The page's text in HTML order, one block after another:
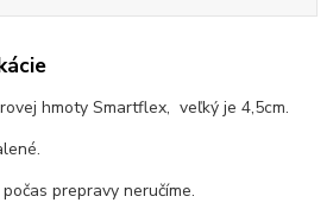
hmoty Smartflex, veľký je 4,5cm.
prepravy neručíme.